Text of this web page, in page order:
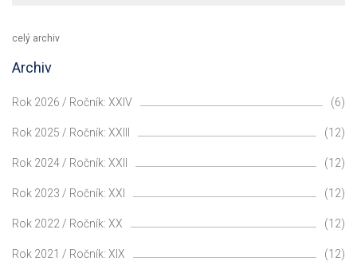
celý archiv
Archiv
Rok 2026 / Ročník: XXIV (6)
Rok 2025 / Ročník: XXIII (12)
Rok 2024 / Ročník: XXII (12)
Rok 2023 / Ročník: XXI (12)
Rok 2022 / Ročník: XX (12)
Rok 2021 / Ročník: XIX (12)